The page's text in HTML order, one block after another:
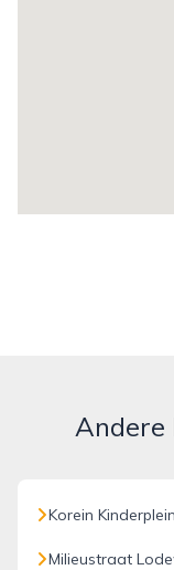
Andere
Korein
Milieustraat